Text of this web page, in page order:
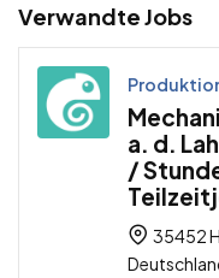
Verwandte Jobs
a. d.
/
35452